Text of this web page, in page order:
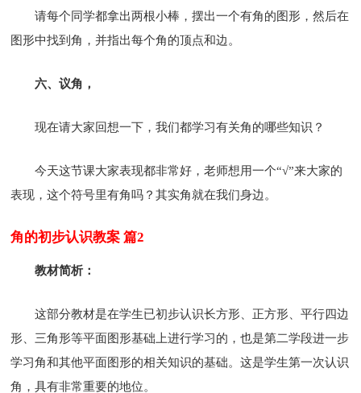
请每个同学都拿出两根小棒，摆出一个有角的图形，然后在
图形中找到角，并指出每个角的顶点和边。
六、议角，
现在请大家回想一下，我们都学习有关角的哪些知识？
今天这节课大家表现都非常好，老师想用一个“√”来大家的
表现，这个符号里有角吗？其实角就在我们身边。
角的初步认识教案 篇2
教材简析：
这部分教材是在学生已初步认识长方形、正方形、平行四边
形、三角形等平面图形基础上进行学习的，也是第二学段进一步
学习角和其他平面图形的相关知识的基础。这是学生第一次认识
角，具有非常重要的地位。